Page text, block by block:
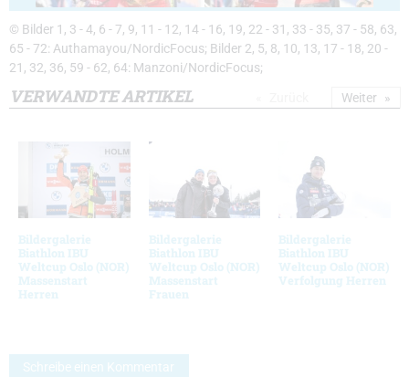
© Bilder 1, 3 - 4, 6 - 7, 9, 11 - 12, 14 - 16, 19, 22 - 31, 33 - 35, 37 - 58, 63,
65 - 72: Authamayou/NordicFocus; Bilder 2, 5, 8, 10, 13, 17 - 18, 20 -
21, 32, 36, 59 - 62, 64: Manzoni/NordicFocus;
VERWANDTE ARTIKEL
Bildergalerie
Biathlon IBU
Weltcup Oslo (NOR)
Massenstart
Herren
Bildergalerie
Biathlon IBU
Weltcup Oslo (NOR)
Massenstart
Frauen
Bildergalerie
Biathlon IBU
Weltcup Oslo (NOR)
Verfolgung Herren
Weiter
Schreibe einen Kommentar